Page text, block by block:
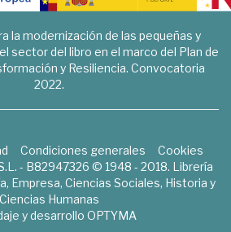
la modernización de las pequeñas y
sector del libro en el marco del Plan de
y Resiliencia. Convocatoria
2022.
Condiciones generales
Cookies
- B82947326 © 1948 - 2018. Librería
Empresa, Ciencias Sociales, Historia y
Ciencias Humanas
y desarrollo OPTYMA